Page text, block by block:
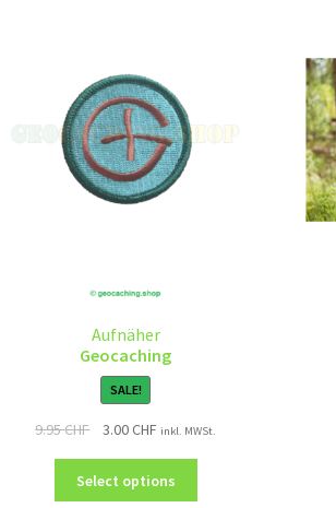
Aufnäher
Geocaching
SALE!
9.95CHF 3.00CHF inkl. MWSt.
Select options